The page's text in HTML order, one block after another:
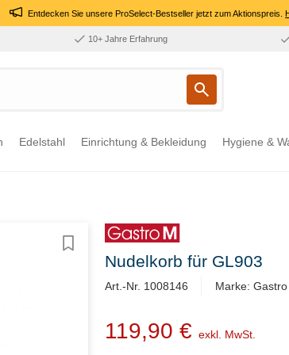
Entdecken Sie unsere ProSelect-Bestseller jetzt zum Aktionspreis.
10+ Jahre Erfahrung
Edelstahl Einrichtung & Bekleidung Hygiene &
Nudelkorb für GL903
Art.-Nr. 1008146 Marke: Gastro
119,90 € exkl. MwSt.